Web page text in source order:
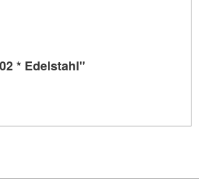
* Edelstahl"